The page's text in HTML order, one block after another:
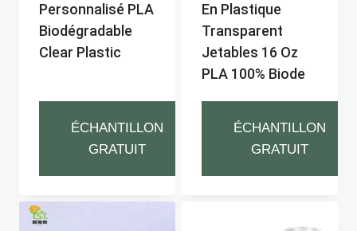
Personnalisé PLA
Biodégradable
Clear Plastic
ÉCHANTILLON
GRATUIT
En Plastique
Transparent
Jetables 16 Oz
PLA 100% Biode
ÉCHANTILLON
GRATUIT